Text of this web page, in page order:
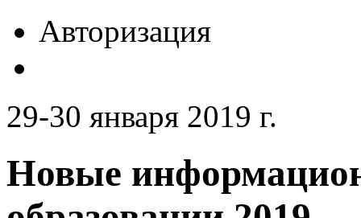
Авторизация
29-30 января 2019 г.
Новые